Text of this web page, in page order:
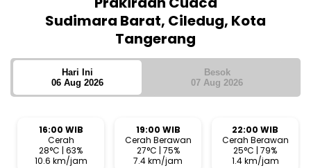
Sudimara Barat, Ciledug, Kota
Tangerang
Hari Ini
06 Aug 2026
Besok
07 Aug 2026
16:00 WIB
Cerah
28°C | 63%
10.6 km/jam
19:00 WIB
Cerah Berawan
27°C | 75%
7.4 km/jam
22:00 WIB
Cerah Berawan
25°C | 79%
1.4 km/jam